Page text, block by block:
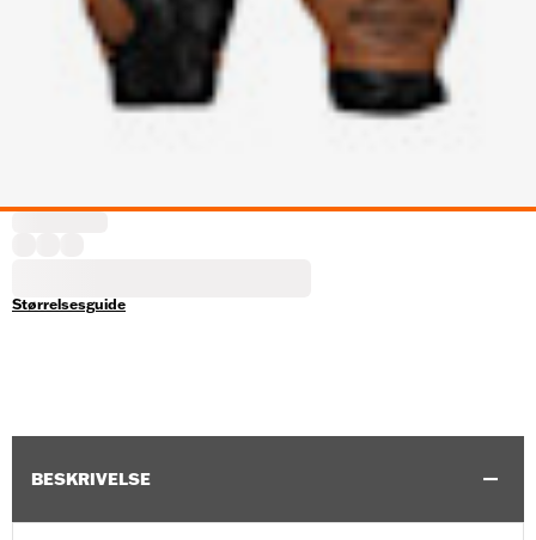
Størrelsesguide
BESKRIVELSE